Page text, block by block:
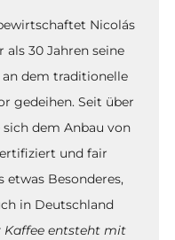
Nicolás
30 Jahren seine
an dem traditionelle
gedeihen. Seit über
dem Anbau von
und fair
etwas Besonderes,
in Deutschland
Kaffee entsteht mit